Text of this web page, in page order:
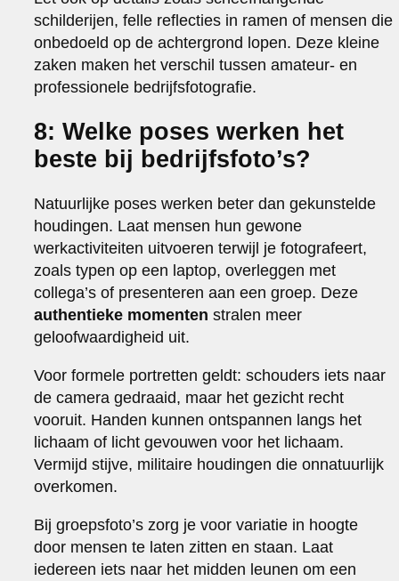
schilderijen, felle reflecties in ramen of mensen die
onbedoeld op de achtergrond lopen. Deze kleine
zaken maken het verschil tussen amateur- en
professionele bedrijfsfotografie.
8: Welke poses werken het
beste bij bedrijfsfoto’s?
Natuurlijke poses werken beter dan gekunstelde
houdingen. Laat mensen hun gewone
werkactiviteiten uitvoeren terwijl je fotografeert,
zoals typen op een laptop, overleggen met
collega’s of presenteren aan een groep. Deze
authentieke momenten stralen meer
geloofwaardigheid uit.
Voor formele portretten geldt: schouders iets naar
de camera gedraaid, maar het gezicht recht
vooruit. Handen kunnen ontspannen langs het
lichaam of licht gevouwen voor het lichaam.
Vermijd stijve, militaire houdingen die onnatuurlijk
overkomen.
Bij groepsfoto’s zorg je voor variatie in hoogte
door mensen te laten zitten en staan. Laat
iedereen iets naar het midden leunen om een